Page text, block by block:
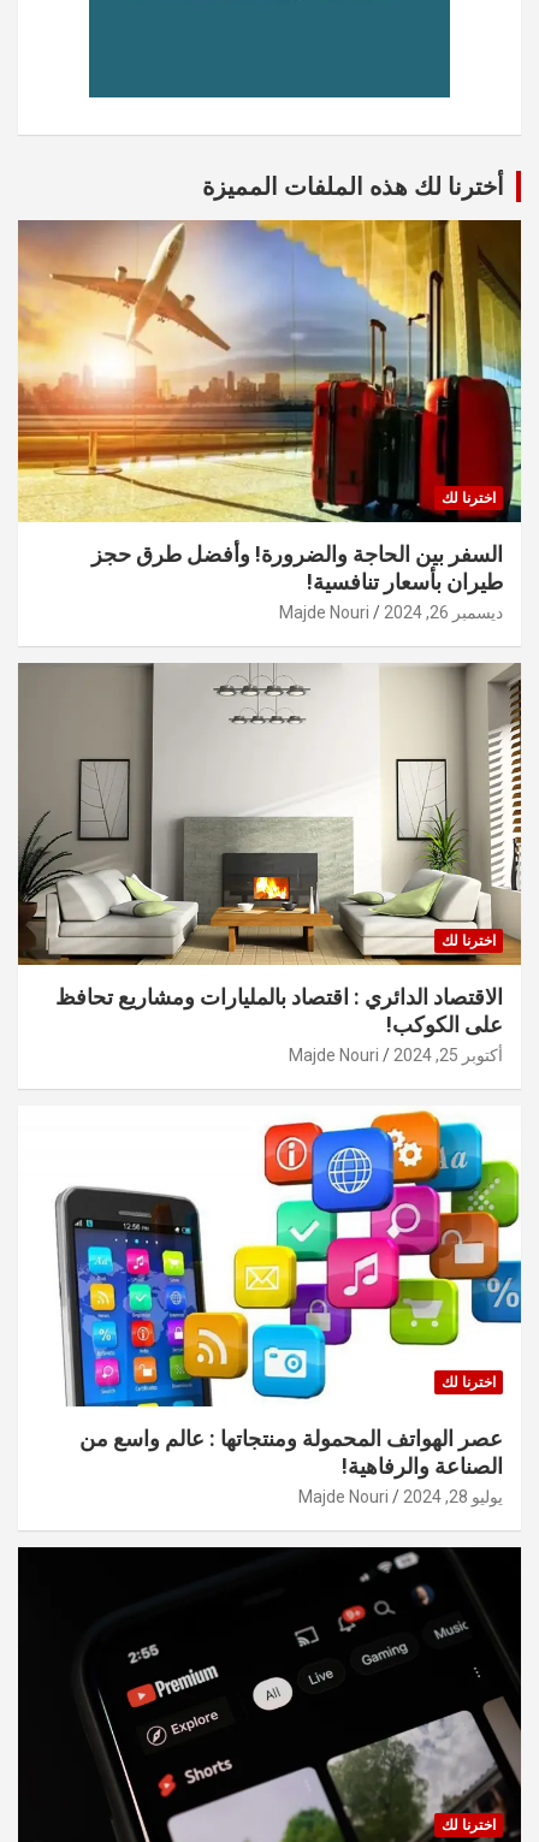
أخترنا لك هذه الملفات المميزة
اخترنا لك
السفر بين الحاجة والضرورة! وأفضل طرق حجز
طيران بأسعار تنافسية!
ديسمبر 26, 2024 Majde Nouri
اخترنا لك
الاقتصاد الدائري : اقتصاد بالمليارات ومشاريع تحافظ
على الكوكب!
أكتوبر 25, 2024 Majde Nouri
اخترنا لك
عصر الهواتف المحمولة ومنتجاتها : عالم واسع من
الصناعة والرفاهية!
يوليو 28, 2024 Majde Nouri
اخترنا لك